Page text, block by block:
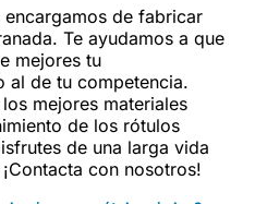
encargamos de fabricar
Te ayudamos a que
mejores tu
al de tu competencia.
mejores materiales
de los rótulos
de una larga vida
con nosotros!